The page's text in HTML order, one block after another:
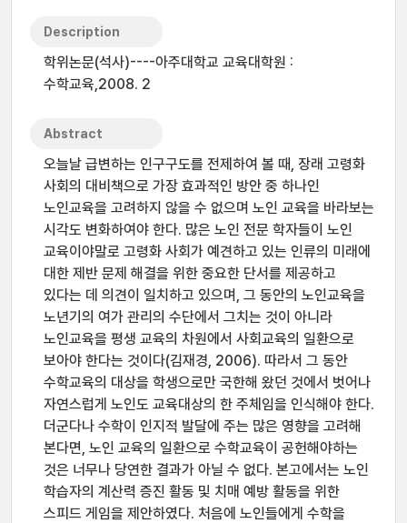
Description
학위논문(석사)----아주대학교 교육대학원 :
수학교육,2008. 2
Abstract
오늘날 급변하는 인구구도를 전제하여 볼 때, 장래 고령화
사회의 대비책으로 가장 효과적인 방안 중 하나인
노인교육을 고려하지 않을 수 없으며 노인 교육을 바라보는
시각도 변화하여야 한다. 많은 노인 전문 학자들이 노인
교육이야말로 고령화 사회가 예견하고 있는 인류의 미래에
대한 제반 문제 해결을 위한 중요한 단서를 제공하고
있다는 데 의견이 일치하고 있으며, 그 동안의 노인교육을
노년기의 여가 관리의 수단에서 그치는 것이 아니라
노인교육을 평생 교육의 차원에서 사회교육의 일환으로
보아야 한다는 것이다(김재경, 2006). 따라서 그 동안
수학교육의 대상을 학생으로만 국한해 왔던 것에서 벗어나
자연스럽게 노인도 교육대상의 한 주체임을 인식해야 한다.
더군다나 수학이 인지적 발달에 주는 많은 영향을 고려해
본다면, 노인 교육의 일환으로 수학교육이 공헌해야하는
것은 너무나 당연한 결과가 아닐 수 없다. 본고에서는 노인
학습자의 계산력 증진 활동 및 치매 예방 활동을 위한
스피드 게임을 제안하였다. 처음에 노인들에게 수학을